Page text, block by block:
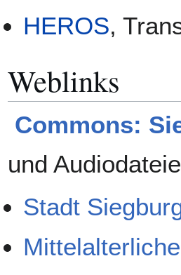
HEROS,
Weblinks
Commons:
und
Stadt